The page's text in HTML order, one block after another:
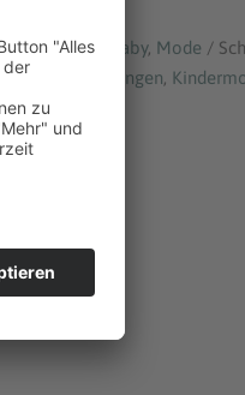
Alle Baby, Mode
.74 Jungen,